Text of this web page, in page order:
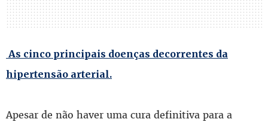
As cinco principais doenças decorrentes da
hipertensão arterial.
Apesar de não haver uma cura definitiva para a